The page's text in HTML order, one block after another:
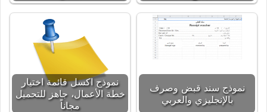
نموذج سند قبض وصرف
بالإنجليزي والعربي
نموذج اكسل قائمة اختيار
خطة الأعمال، جاهز للتحميل
مجاناً